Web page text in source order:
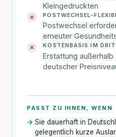
Kleingedruckten
✕ POSTWECHSEL-
Postwechsel
erneuter
✕ KOSTENBASIS IM
Erstattung außerhalb
deutscher
PASST ZU IHNEN, WENN
Sie dauerhaft in
gelegentlich kurze